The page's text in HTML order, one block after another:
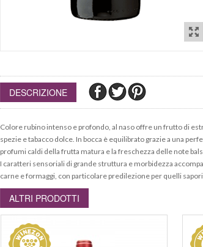
DESCRIZIONE
Colore rubino intenso e profondo, al naso offre un frutto di
spezie e tabacco dolce. In bocca è equilibrato grazie a una
profumi caldi della frutta matura e la freschezza delle note
I caratteri sensoriali di grande struttura e morbidezza
carne e formaggi, con particolare predilezione per quelli
ALTRI PRODOTTI